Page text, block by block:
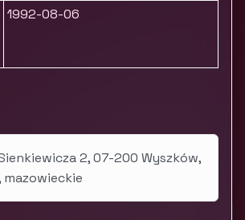
1992-08-06
2, 07-200 Wyszków,